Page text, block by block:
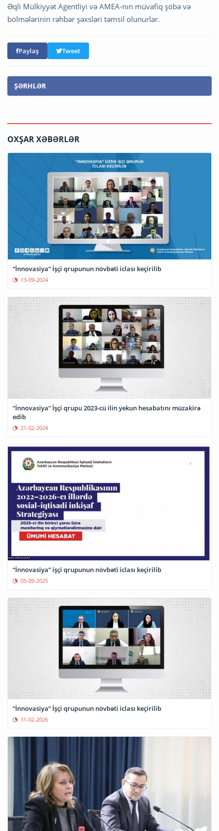
Əqli Mülkiyyət Agentliyi və AMEA-nın müvafiq şöbə və
bölmələrinin rəhbər şəxsləri təmsil olunurlar.
Paylaş Tweet
ŞƏRHLƏR
OXŞAR XƏBƏRLƏR
“İnnovasiya” İşçi qrupunun növbəti iclası keçirilib
13-09-2024
“İnnovasiya” İşçi qrupu 2023-cü ilin yekun hesabatını müzakirə
edib
21-02-2024
“İnnovasiya” işçi qrupunun növbəti iclası keçirilib
05-09-2025
“İnnovasiya” İşçi qrupunun növbəti iclası keçirilib
11-02-2026